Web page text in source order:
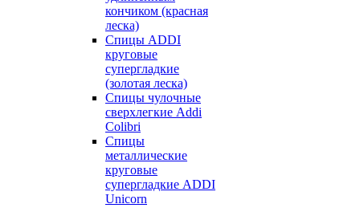
кончиком (красная
леска)
Спицы ADDI
круговые
супергладкие
(золотая леска)
Спицы чулочные
сверхлегкие Addi
Colibri
Спицы
металлические
круговые
супергладкие ADDI
Unicorn